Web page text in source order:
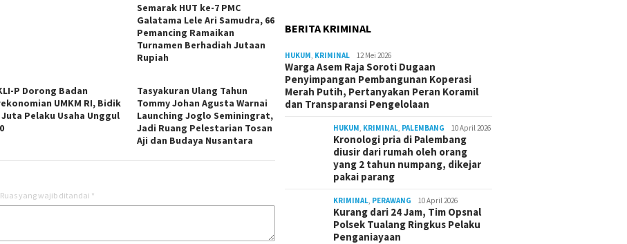
Semarak HUT ke-7 PMC
Galatama Lele Ari Samudra, 66
Pemancing Ramaikan
Turnamen Berhadiah Jutaan
Rupiah
P Dorong Badan
UMKM RI, Bidik
Juta Pelaku Usaha Unggul
Tasyakuran Ulang Tahun
Tommy Johan Agusta Warnai
Launching Joglo Seminingrat,
Jadi Ruang Pelestarian Tosan
Aji dan Budaya Nusantara
Ruas yang wajib ditandai *
BERITA KRIMINAL
HUKUM, KRIMINAL 12 Mei 2026
Warga Asem Raja Soroti Dugaan
Penyimpangan Pembangunan Koperasi
Merah Putih, Pertanyakan Peran Koramil
dan Transparansi Pengelolaan
HUKUM, KRIMINAL, PALEMBANG 10 April 2026
Kronologi pria di Palembang
diusir dari rumah oleh orang
yang 2 tahun numpang, dikejar
pakai parang
KRIMINAL, PERAWANG 10 April 2026
Kurang dari 24 Jam, Tim Opsnal
Polsek Tualang Ringkus Pelaku
Penganiayaan